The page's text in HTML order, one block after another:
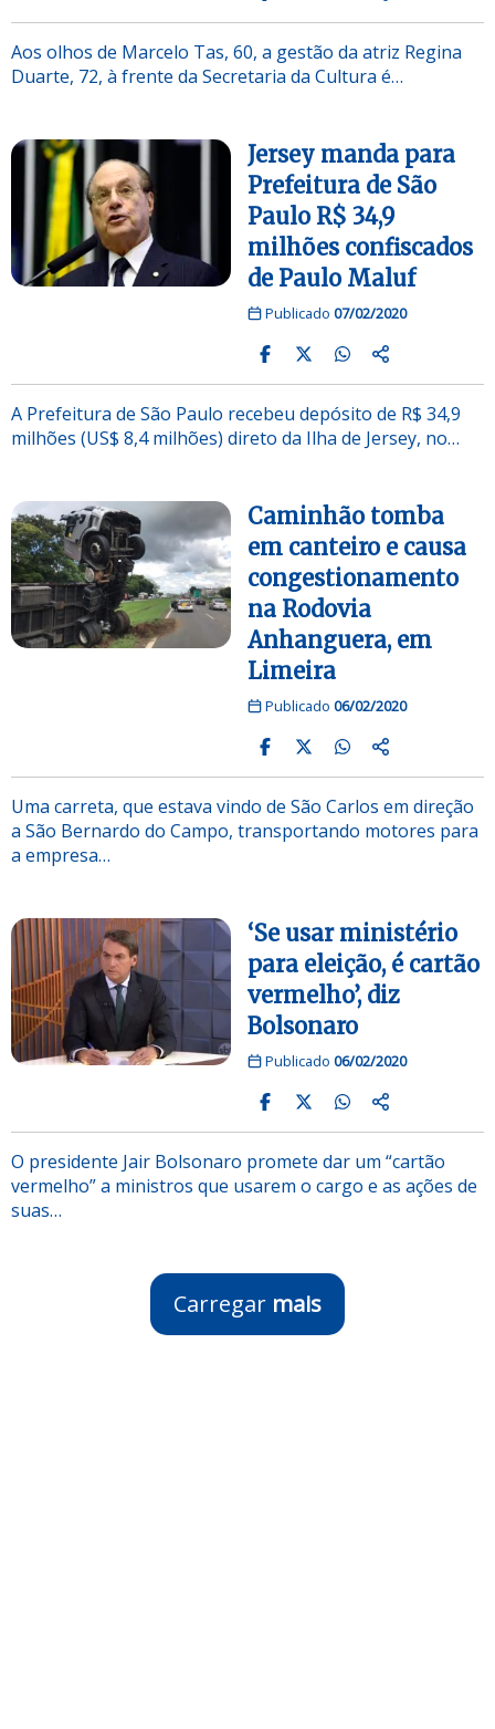
Aos olhos de Marcelo Tas, 60, a gestão da atriz Regina
Duarte, 72, à frente da Secretaria da Cultura é…
Jersey manda para
Prefeitura de São
Paulo R$ 34,9
milhões confiscados
de Paulo Maluf
Publicado 07/02/2020
A Prefeitura de São Paulo recebeu depósito de R$ 34,9
milhões (US$ 8,4 milhões) direto da Ilha de Jersey, no…
Caminhão tomba
em canteiro e causa
congestionamento
na Rodovia
Anhanguera, em
Limeira
Publicado 06/02/2020
Uma carreta, que estava vindo de São Carlos em direção
a São Bernardo do Campo, transportando motores para
a empresa…
‘Se usar ministério
para eleição, é cartão
vermelho’, diz
Bolsonaro
Publicado 06/02/2020
O presidente Jair Bolsonaro promete dar um “cartão
vermelho” a ministros que usarem o cargo e as ações de
suas…
Carregar mais